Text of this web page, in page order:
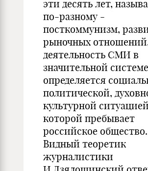
эти десять лет,
по-разному -
посткоммунизм,
рыночных
деятельность СМИ в
значительной системе
определяется
политической,
культурной
которой пребывает
российское общество.
Видный теоретик
журналистики